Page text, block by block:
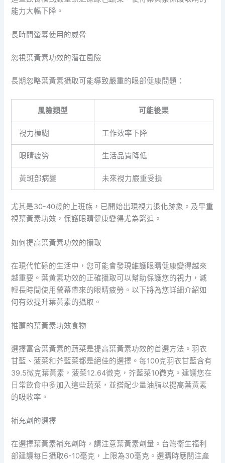
能力大幅下降。
長時間螢幕使用的威脅
忽視葉黃素功效的潛在風險
長期忽略葉黃素攝取可能導致嚴重的眼部健康問題：
風險類型 可能後果
視力模糊 工作效率下降
眼睛疲勞 生活品質降低
黃斑部病變 未來視力嚴重受損
尤其是30-40歲的上班族，已開始出現視力退化跡象。及早重
視葉黃素功效，保護眼睛健康變得尤為緊迫。
如何提高葉黃素功效的攝取
在現代忙碌的生活中，您可能會發現維護眼睛健康變得越來
越重要。葉黄素功效的正確攝取可以幫助保護您的視力，減
輕長時間使用螢幕帶來的眼睛疲勞。以下將為您詳細介紹如
何有效提升葉黃素的攝取。
推薦的葉黃素功效食物
選擇富含葉黃素的蔬菜是提高葉黃素功效的首選方法。羽衣
甘藍、菠菜和芥藍菜都是絕佳的選擇。每100克羽衣甘藍含有
39.5微克葉黃素，菠菜12.64微克，芥藍菜10微克。建議您在
日常飲食中多加入這些蔬菜，並搭配少量油脂以提高葉黃素
的吸收率。
補充劑的選擇
在選擇葉黃素補充劑時，請注意葉黃素劑量。台灣衛生福利
部建議每日攝取6-10毫克，上限為30毫克。選購時應關注產